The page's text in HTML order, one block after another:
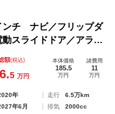
チ ナビ／フリップダ
スライドドア／アラウ
システム／プロパイロ
額(税込)
5 万円
本体価格
185.5
万円
諸費用
11
万円
年 走行
6.5万km
年6月 排気
2000cc